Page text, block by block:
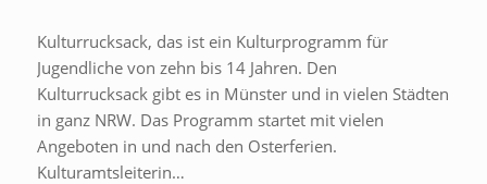
Kulturrucksack, das ist ein Kulturprogramm für
Jugendliche von zehn bis 14 Jahren. Den
Kulturrucksack gibt es in Münster und in vielen Städten
in ganz NRW. Das Programm startet mit vielen
Angeboten in und nach den Osterferien.
Kulturamtsleiterin…